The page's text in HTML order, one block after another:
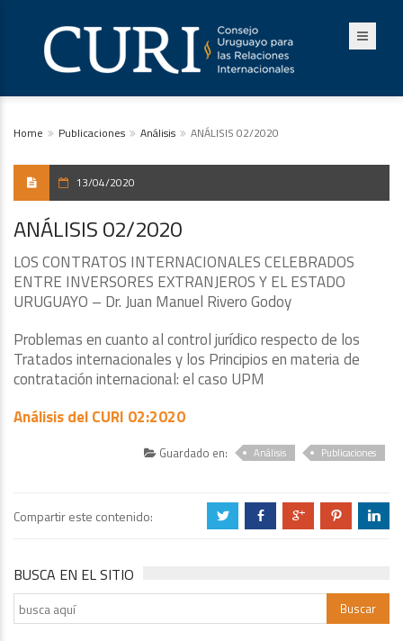
Home Publicaciones Análisis ANÁLISIS 02/2020
13/04/2020
ANÁLISIS 02/2020
LOS CONTRATOS INTERNACIONALES CELEBRADOS
ENTRE INVERSORES EXTRANJEROS Y EL ESTADO
URUGUAYO – Dr. Juan Manuel Rivero Godoy
Problemas en cuanto al control jurídico respecto de los
Tratados internacionales y los Principios en materia de
contratación internacional: el caso UPM
Análisis del CURI 02:2020
Guardado en: Análisis Publicaciones
Compartir este contenido: a b c d j
BUSCA EN EL SITIO